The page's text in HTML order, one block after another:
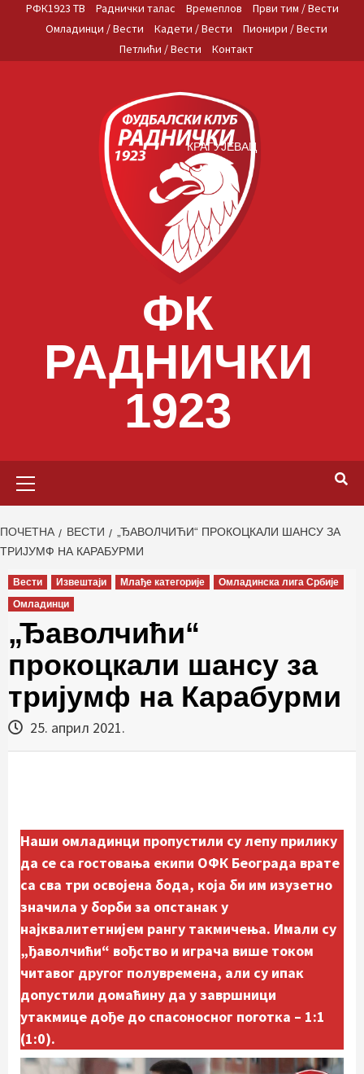
РФК1923 ТВ Раднички талас Времеплов
Први тим / Вести
Омладинци / Вести
Кадети / Вести
Пионири / Вести
Петлићи / Вести
Контакт
ФК
РАДНИЧКИ
1923
КРАГУЈЕВАЦ
ПОЧЕТНА ВЕСТИ
„ЂАВОЛЧИЋИ“ ПРОКОЦКАЛИ ШАНСУ ЗА
ТРИЈУМФ НА КАРАБУРМИ
Вести Извештаји Млађе категорије
Омладинска лига Србије
Омладинци
„Ђаволчићи“
прокоцкали шансу за
тријумф на Карабурми
25. април 2021.
Наши омладинци пропустили су лепу прилику
да се са гостовања екипи ОФК Београда врате
са сва три освојена бода, која би им изузетно
значила у борби за опстанак у
најквалитетнијем рангу такмичења. Имали су
„ђаволчићи“ вођство и играча више током
читавог другог полувремена, али су ипак
допустили домаћину да у завршници
утакмице дође до спасоносног поготка – 1:1
(1:0).